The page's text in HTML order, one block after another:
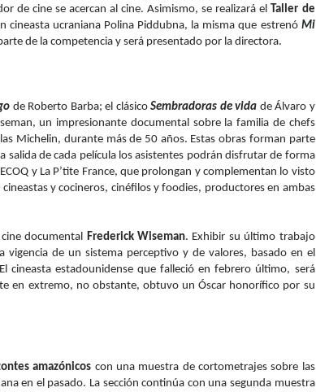
de cine se acercan al cine. Asimismo, se realizará el Taller de
cineasta ucraniana Polina Piddubna, la misma que estrenó Mi
de la competencia y será presentado por la directora.
de Roberto Barba; el clásicoSembradoras de vida de Álvaro y
un impresionante documental sobre la familia de chefs
Michelin, durante más de 50 años. Estas obras forman parte
de cada película los asistentes podrán disfrutar de forma
y La P’tite France, que prolongan y complementan lo visto
y cocineros, cinéfilos y foodies, productores en ambas
documental Frederick Wiseman. Exhibir su último trabajo
de un sistema perceptivo y de valores, basado en el
cineasta estadounidense que falleció en febrero último, será
en extremo, no obstante, obtuvo un Óscar honorífico por su
amazónicos con una muestra de cortometrajes sobre las
en el pasado. La sección continúa con una segunda muestra